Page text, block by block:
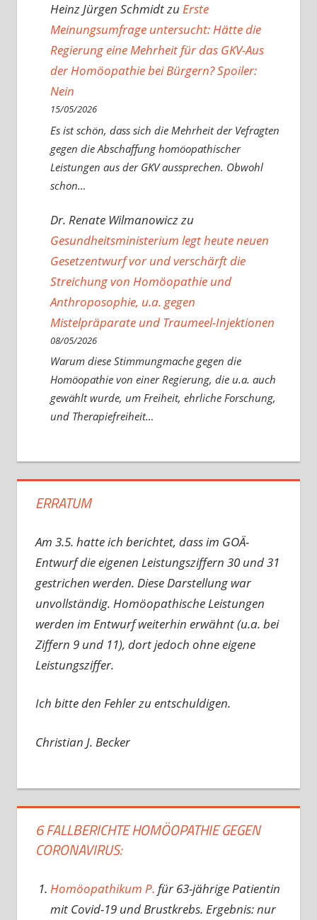
Heinz Jürgen SchmidtzuErste
Meinungsumfrage untersucht: Hätte die
Regierung eine Mehrheit für das GKV-Aus
der Homöopathie bei Bürgern? Spoiler:
Nein
15/05/2026
Es ist schön, dass sich die Mehrheit der Vefragten
gegen die Abschaffung homöopathischer
Leistungen aus der GKV aussprechen. Obwohl
schon…
Dr. Renate Wilmanowiczzu
Gesundheitsministerium legt heute neuen
Gesetzentwurf vor und verschärft die
Streichung von Homöopathie und
Anthroposophie, u.a. gegen
Mistelpräparate und Traumeel-Injektionen
08/05/2026
Warum diese Stimmungmache gegen die
Homöopathie von einer Regierung, die u.a. auch
gewählt wurde, um Freiheit, ehrliche Forschung,
und Therapiefreiheit…
ERRATUM
Am 3.5. hatte ich berichtet, dass im GOÄ-
Entwurf die eigenen Leistungsziffern 30 und 31
gestrichen werden. Diese Darstellung war
unvollständig. Homöopathische Leistungen
werden im Entwurf weiterhin erwähnt (u.a. bei
Ziffern 9 und 11), dort jedoch ohne eigene
Leistungsziffer.
Ich bitte den Fehler zu entschuldigen.
Christian J. Becker
6 FALLBERICHTE HOMÖOPATHIE GEGEN
CORONAVIRUS:
Homöopathikum P. für 63-jährige Patientin
mit Covid-19 und Brustkrebs. Ergebnis: nur